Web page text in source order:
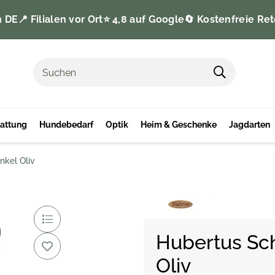
DE 📍 Filialen vor Ort⭐️ 4,8 auf Google🔄 Kostenfreie
Hundebedarf Optik Heim & Geschenke Jagdarten
Oliv
Hubertus
Oliv